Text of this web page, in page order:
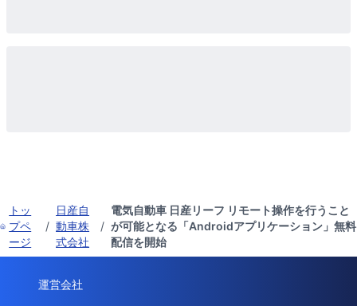
トッ
プペ
ージ
/
日産自
動車株
式会社
/
電気自動車 日産リーフ リモート操作を行うこと
が可能となる「Androidアプリケーション」無料
配信を開始
運営会社